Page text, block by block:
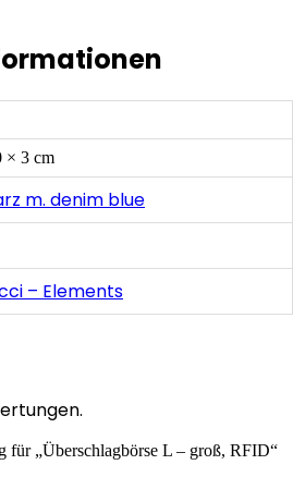
× 3 cm
m. denim blue
– Elements
für „Überschlagbörse L – groß, RFID“